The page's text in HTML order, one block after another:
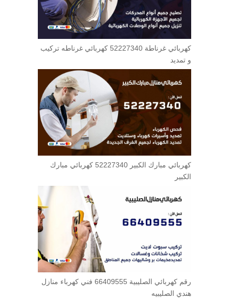
كهربائي غرناطة 52227340 كهربائي غرناطه تركيب
و تمديد
كهربائي مبارك الكبير 52227340 كهربائي مبارك
الكبير
رقم كهربائي الصليبية 66409555 فني كهرباء منازل
هندي الصليبيه